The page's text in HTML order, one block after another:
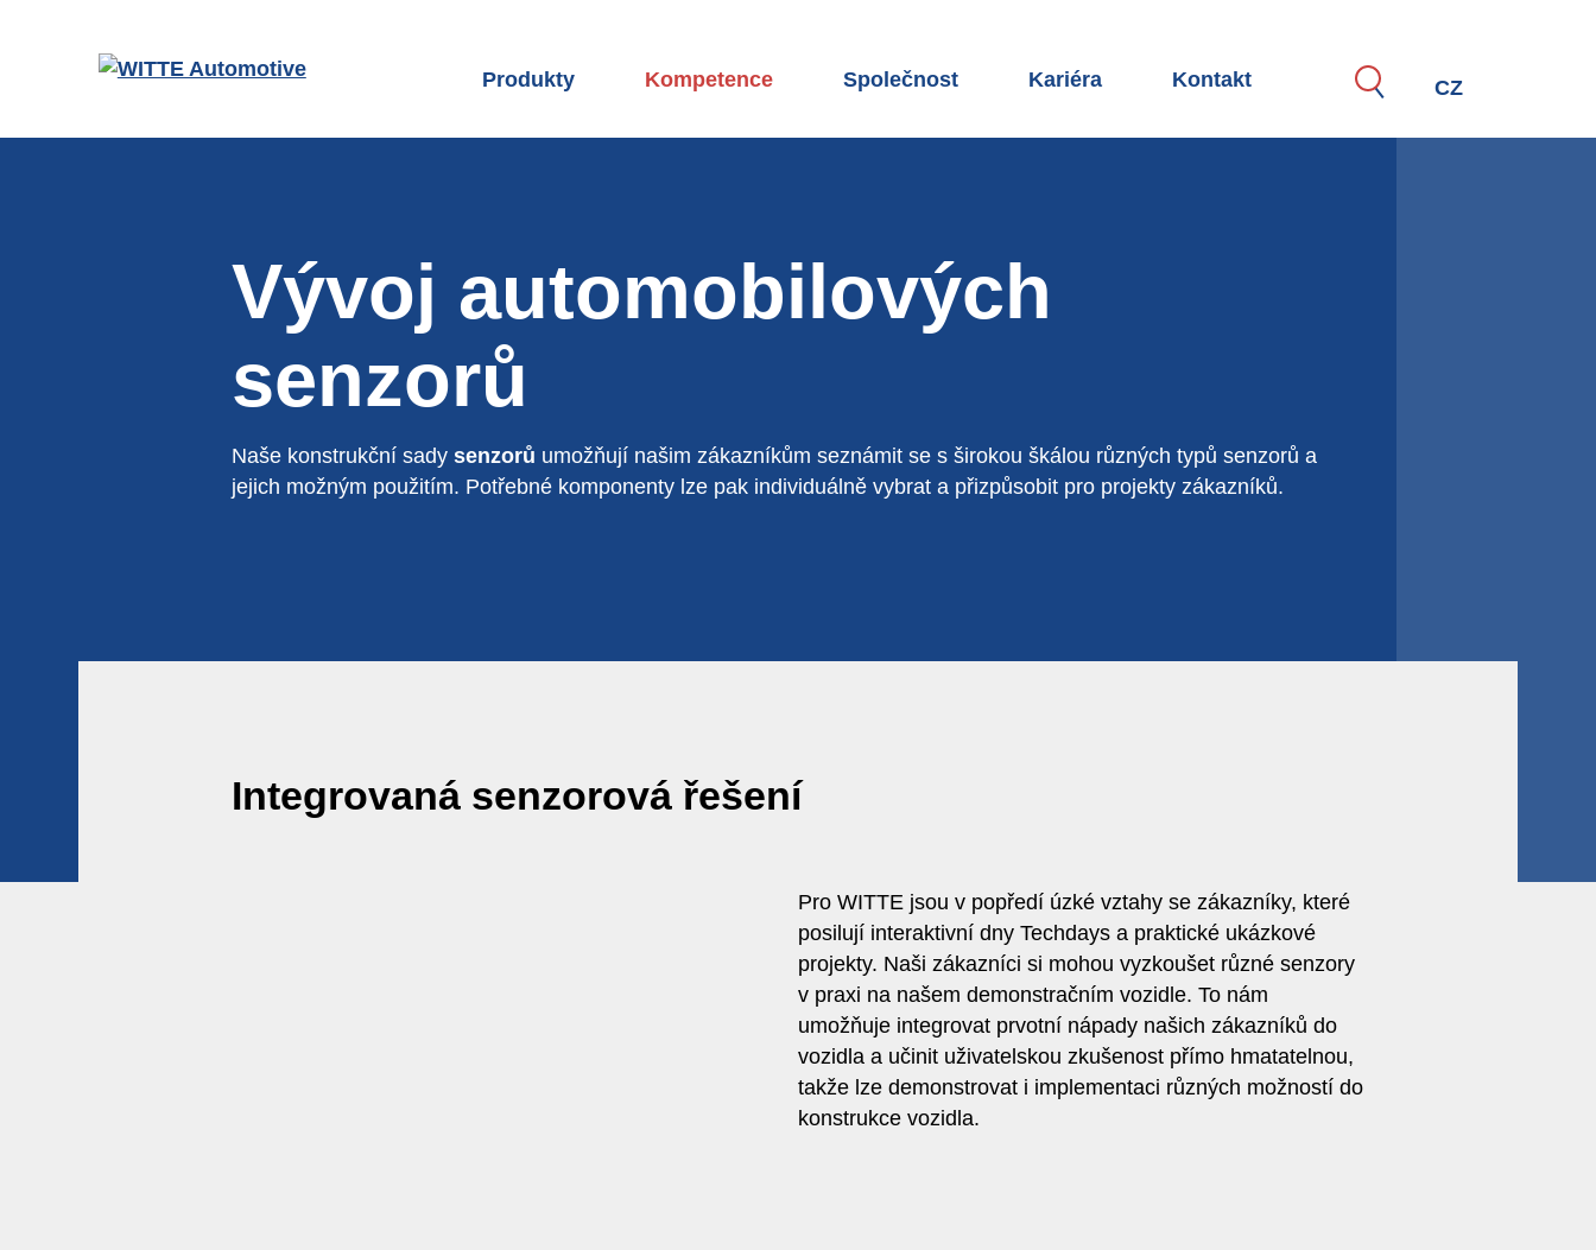
Produkty
Přehled produktů
Modul nabíjecího portu
Zámky
Senzory
Kompetence
Kompetence WITTE
Vývoj senzory
Stavba prototypů
Společnost
Jsme WITTE Automotive
Síť partnerů
Tiskové zprávy
Kariéra
WITTE jako zaměstnavatel
Kontakt Hledat CZ
Vývoj automobilových
senzorů
Naše konstrukční sady senzorů umožňují našim zákazníkům seznámit se s širokou škálou různých typů senzorů a
jejich možným použitím. Potřebné komponenty lze pak individuálně vybrat a přizpůsobit pro projekty zákazníků.
Integrovaná senzorová řešení
Pro WITTE jsou v popředí úzké vztahy se zákazníky, které
posilují interaktivní dny Techdays a praktické ukázkové
projekty. Naši zákazníci si mohou vyzkoušet různé senzory
v praxi na našem demonstračním vozidle. To nám
umožňuje integrovat prvotní nápady našich zákazníků do
vozidla a učinit uživatelskou zkušenost přímo hmatatelnou,
takže lze demonstrovat i implementaci různých možností do
konstrukce vozidla.